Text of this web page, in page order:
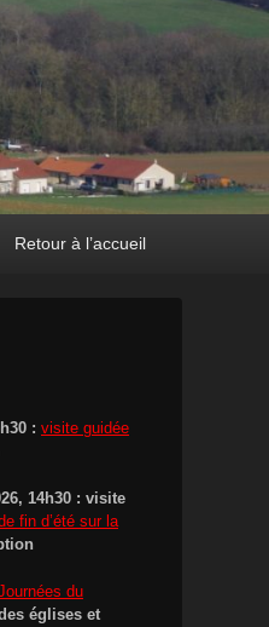
Retour à l’accueil
: visite guidée
14h30 : visite
fin d’été sur la
du
églises et